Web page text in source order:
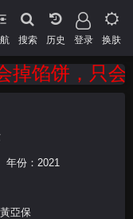
搜索 登录 换肤
馅饼，只会
年份： 2021
黃亞保